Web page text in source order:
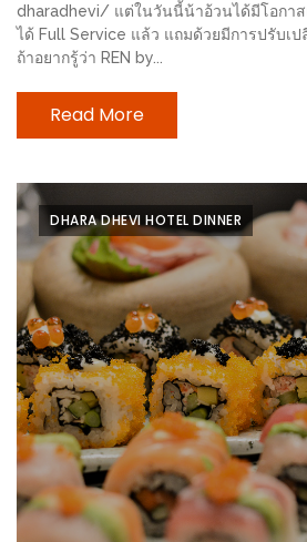
ลอง
ถนน
เดิน
วัน
ท่าแพ
เชียงใหม่
CART
CHECKOUT
DRAFT
–
บาร์บีคิว
สาว
เหนือ
dharadhevi/ แต่ในวันนี้น้าอ้วนได้มีโอกาส
ได้ Full Service แล้ว แถมด้วยมีการปรับเ
ถ้าอยากรู้ว่า REN by...
Read More
DHARA DHEVI HOTEL DINNER